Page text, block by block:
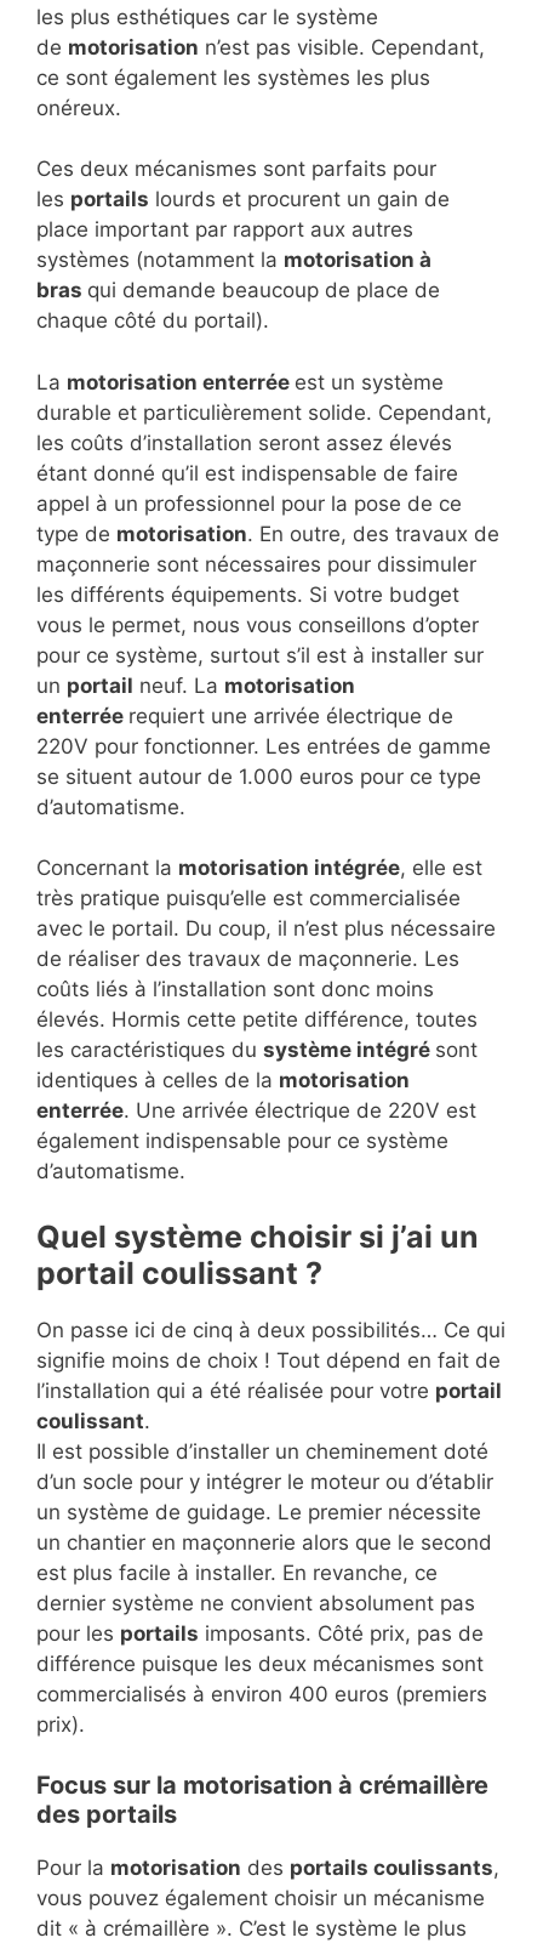
les plus esthétiques car le système
de motorisation n’est pas visible. Cependant,
ce sont également les systèmes les plus
onéreux.
Ces deux mécanismes sont parfaits pour
les portails lourds et procurent un gain de
place important par rapport aux autres
systèmes (notamment la motorisation à
bras qui demande beaucoup de place de
chaque côté du portail).
La motorisation enterrée est un système
durable et particulièrement solide. Cependant,
les coûts d’installation seront assez élevés
étant donné qu’il est indispensable de faire
appel à un professionnel pour la pose de ce
type de motorisation. En outre, des travaux de
maçonnerie sont nécessaires pour dissimuler
les différents équipements. Si votre budget
vous le permet, nous vous conseillons d’opter
pour ce système, surtout s’il est à installer sur
un portail neuf. La motorisation
enterrée requiert une arrivée électrique de
220V pour fonctionner. Les entrées de gamme
se situent autour de 1.000 euros pour ce type
d’automatisme.
Concernant la motorisation intégrée, elle est
très pratique puisqu’elle est commercialisée
avec le portail. Du coup, il n’est plus nécessaire
de réaliser des travaux de maçonnerie. Les
coûts liés à l’installation sont donc moins
élevés. Hormis cette petite différence, toutes
les caractéristiques du système intégré sont
identiques à celles de la motorisation
enterrée. Une arrivée électrique de 220V est
également indispensable pour ce système
d’automatisme.
Quel système choisir si j’ai un
portail coulissant ?
On passe ici de cinq à deux possibilités… Ce qui
signifie moins de choix ! Tout dépend en fait de
l’installation qui a été réalisée pour votre portail
coulissant.
Il est possible d’installer un cheminement doté
d’un socle pour y intégrer le moteur ou d’établir
un système de guidage. Le premier nécessite
un chantier en maçonnerie alors que le second
est plus facile à installer. En revanche, ce
dernier système ne convient absolument pas
pour les portails imposants. Côté prix, pas de
différence puisque les deux mécanismes sont
commercialisés à environ 400 euros (premiers
prix).
Focus sur la motorisation à crémaillère
des portails
Pour la motorisation des portails coulissants,
vous pouvez également choisir un mécanisme
dit « à crémaillère ». C’est le système le plus